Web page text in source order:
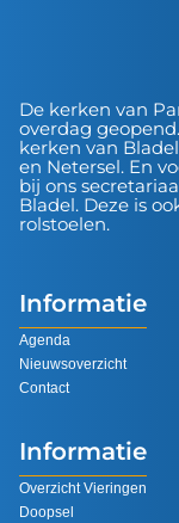
De kerken van
overdag
kerken van
en Netersel. En
bij ons
Bladel. Deze is
rolstoelen.
Informatie
Agenda
Nieuwsoverzicht
Contact
Informatie
Overzicht Vieringen
Doopsel